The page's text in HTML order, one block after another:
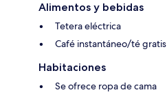
Alimentos y bebidas
Tetera eléctrica
Café instantáneo/té gratis
Habitaciones
Se ofrece ropa de cama